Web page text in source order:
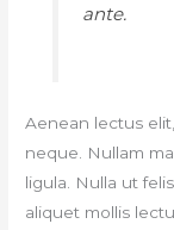
ante.
Aenean lectus
neque. Nullam
ligula. Nulla ut
aliquet mollis